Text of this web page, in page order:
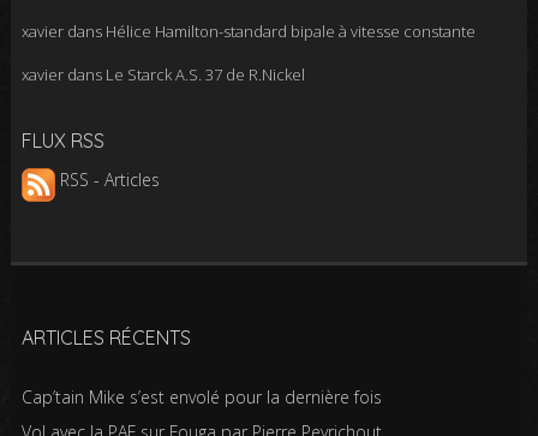
xavierdans Hélice Hamilton-standard bipale à vitesse constante
xavierdans Le Starck A.S. 37 de R.Nickel
FLUX RSS
RSS - Articles
ARTICLES RÉCENTS
Cap’tain Mike s’est envolé pour la dernière fois